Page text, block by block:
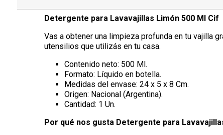
Detergente para Lavavajillas Limón 500 Ml Cif
Vas a obtener una limpieza profunda en tu vajilla
utensilios que utilizás en tu casa.
Contenido neto: 500 Ml.
Formato: Líquido en botella.
Medidas del envase: 24 x 5 x 8 Cm.
Origen: Nacional (Argentina).
Cantidad: 1 Un.
Por qué nos gusta Detergente para